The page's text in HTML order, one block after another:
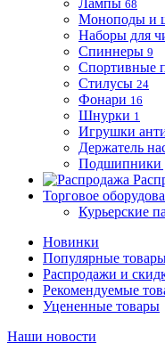
Лампы 68
Моноподы и
Наборы для
Спиннеры 9
Спортивные
Стилусы 24
Фонари 16
Шнурки 1
Игрушки
Держатель
Подшипники
Торговое
Курьерские
Новинки
Популярные
Распродажи и
Рекомендуемые
Уцененные товары
Наши новости